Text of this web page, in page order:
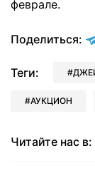
феврале.
Поделиться:
Теги:
АУКЦИОН
Читайте нас в: